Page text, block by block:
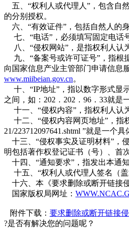
五、“权利人或代理人”，包含自
的分别授权。
六、“有效证件”，包括自然人的
七、“电话”，必须填写固定电话
八、“侵权网站”，是指权利人认
九、“备案号或许可证号”，指根
向国家信息产业主管部门申请信息
www.miibeian.gov.cn。
十、“IP地址”，指以数字形式显
之间，如：202．202．96．33就是
十一、“侵权内容”，指权利人认
十二、“侵权内容网页地址”，指
21/223712097641.shtml ”就是一个具
十三、“侵权事实及证明材料”，
明包括著作权登记证书（号）、首
十四、“通知要求”，指发出本通
十五、“权利人或代理人签名（盖
十六、本《要求删除或断开链接
国家版权局网址：
附件下载： 要求删除或断开链接
?是否有解决您的问题呢？